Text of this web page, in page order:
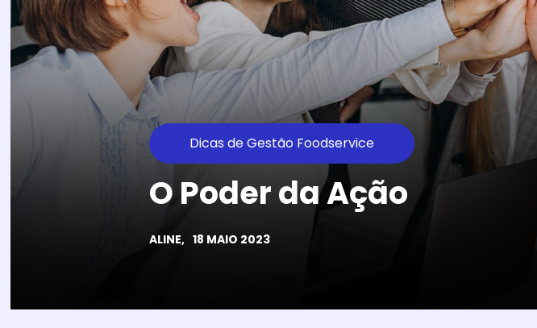
Dicas de Gestão Foodservice
O Poder da Ação
ALINE, 18 MAIO 2023